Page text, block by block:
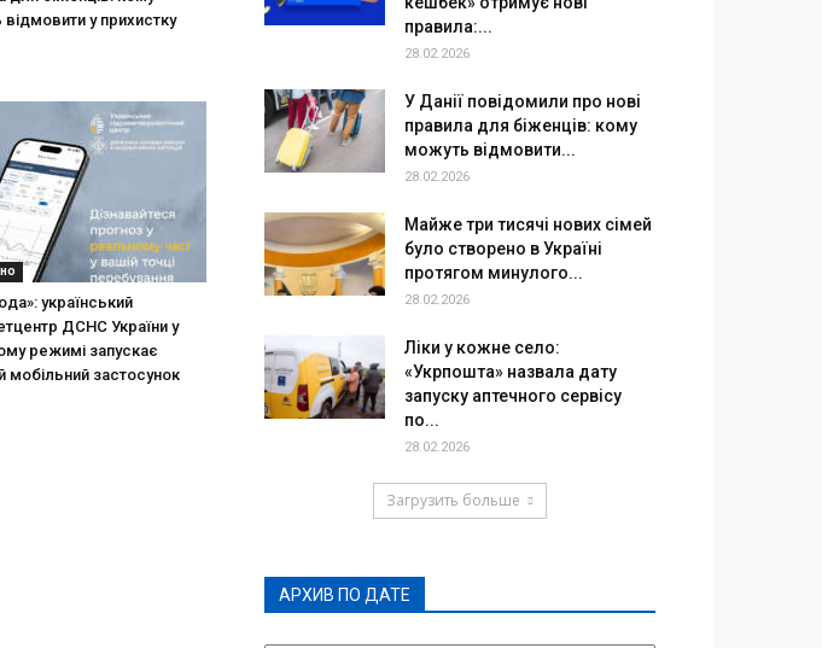
у прихистку
український
ДСНС України у
режимі запускає
мобільний застосунок
правила:...
28.02.2026
У Данії повідомили про нові
правила для біженців: кому
можуть відмовити...
28.02.2026
Майже три тисячі нових сімей
було створено в Україні
протягом минулого...
28.02.2026
Ліки у кожне село:
«Укрпошта» назвала дату
запуску аптечного сервісу
по...
28.02.2026
Загрузить больше
АРХИВ ПО ДАТЕ
АРХИВ